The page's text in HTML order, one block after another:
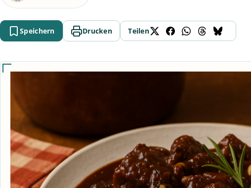
Speichern Drucken Teilen